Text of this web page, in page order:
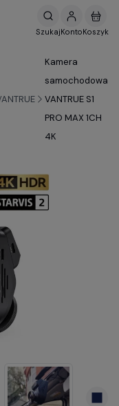
Kamera
samochodowa
VANTRUE S1
PRO MAX 1CH
4K